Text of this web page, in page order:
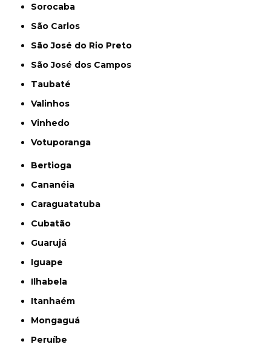
Sorocaba
São Carlos
São José do Rio Preto
São José dos Campos
Taubaté
Valinhos
Vinhedo
Votuporanga
Bertioga
Cananéia
Caraguatatuba
Cubatão
Guarujá
Iguape
Ilhabela
Itanhaém
Mongaguá
Peruíbe